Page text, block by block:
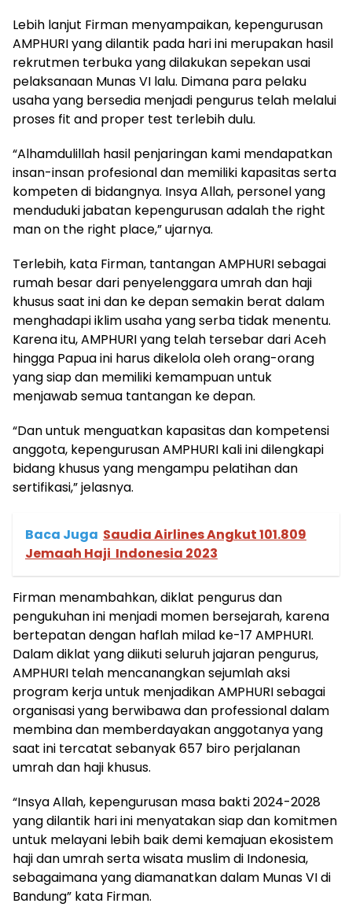
Lebih lanjut Firman menyampaikan, kepengurusan
AMPHURI yang dilantik pada hari ini merupakan hasil
rekrutmen terbuka yang dilakukan sepekan usai
pelaksanaan Munas VI lalu. Dimana para pelaku
usaha yang bersedia menjadi pengurus telah melalui
proses fit and proper test terlebih dulu.
“Alhamdulillah hasil penjaringan kami mendapatkan
insan-insan profesional dan memiliki kapasitas serta
kompeten di bidangnya. Insya Allah, personel yang
menduduki jabatan kepengurusan adalah the right
man on the right place,” ujarnya.
Terlebih, kata Firman, tantangan AMPHURI sebagai
rumah besar dari penyelenggara umrah dan haji
khusus saat ini dan ke depan semakin berat dalam
menghadapi iklim usaha yang serba tidak menentu.
Karena itu, AMPHURI yang telah tersebar dari Aceh
hingga Papua ini harus dikelola oleh orang-orang
yang siap dan memiliki kemampuan untuk
menjawab semua tantangan ke depan.
“Dan untuk menguatkan kapasitas dan kompetensi
anggota, kepengurusan AMPHURI kali ini dilengkapi
bidang khusus yang mengampu pelatihan dan
sertifikasi,” jelasnya.
Baca Juga Saudia Airlines Angkut 101.809
Jemaah Haji Indonesia 2023
Firman menambahkan, diklat pengurus dan
pengukuhan ini menjadi momen bersejarah, karena
bertepatan dengan haflah milad ke-17 AMPHURI.
Dalam diklat yang diikuti seluruh jajaran pengurus,
AMPHURI telah mencanangkan sejumlah aksi
program kerja untuk menjadikan AMPHURI sebagai
organisasi yang berwibawa dan professional dalam
membina dan memberdayakan anggotanya yang
saat ini tercatat sebanyak 657 biro perjalanan
umrah dan haji khusus.
“Insya Allah, kepengurusan masa bakti 2024-2028
yang dilantik hari ini menyatakan siap dan komitmen
untuk melayani lebih baik demi kemajuan ekosistem
haji dan umrah serta wisata muslim di Indonesia,
sebagaimana yang diamanatkan dalam Munas VI di
Bandung” kata Firman.